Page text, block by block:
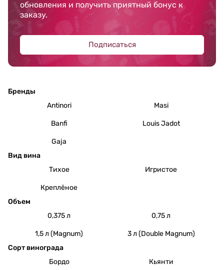
обновления и получить приятный бонус к
заказу.
Подписаться
Бренды
Antinori
Masi
Banfi Louis Jadot
Gaja
Вид вина
Тихое
Игристое
Креплёное
Объем
0,375 л
0,75 л
1,5 л (Magnum)
3 л (Double Magnum)
Сорт винограда
Бордо
Кьянти